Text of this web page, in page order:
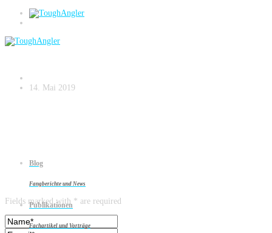
Blog
Fangberichte und News
Publikationen
Fachartikel und Vorträge
vättern-saibling
14. Mai 2019
Leave a reply
Fields marked with * are required